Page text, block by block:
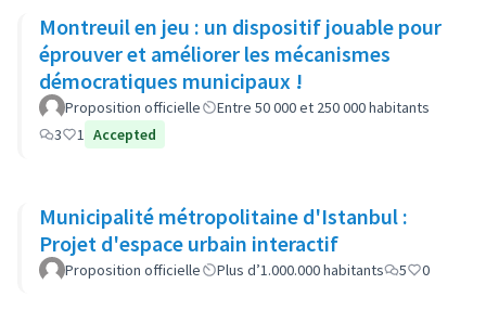
Montreuil en jeu : un dispositif jouable pour
éprouver et améliorer les mécanismes
démocratiques municipaux !
Proposition officielle
Entre 50 000 et 250 000 habitants
3
1 Accepted
Municipalité métropolitaine d'Istanbul :
Projet d'espace urbain interactif
Proposition officielle Plus d’1.000.000 habitants 5 0